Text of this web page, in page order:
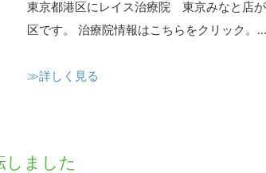
東京都港区にレイス治療院 東京みなと店
区です。 治療院情報はこちらをクリック。...
≫詳しく見る
ました